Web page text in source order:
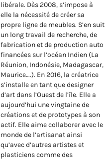
libérale. Dès 2008, s’impose à
elle la nécessité de créer sa
propre ligne de meubles. S’en suit
un long travail de recherche, de
fabrication et de production auto
financées sur l’océan Indien (La
Réunion, Indonésie, Madagascar,
Maurice….). En 2016, la créatrice
s’installe en tant que designer
d’art dans l’Ouest de l’île. Elle a
aujourd’hui une vingtaine de
créations et de prototypes à son
actif. Elle aime collaborer avec le
monde de l’artisanat ainsi
qu’avec d’autres artistes et
plasticiens comme des